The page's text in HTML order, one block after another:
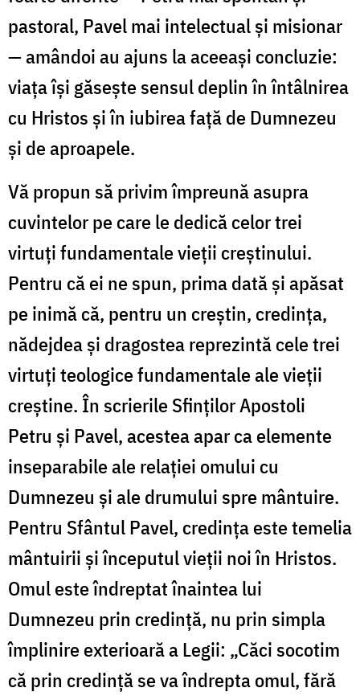
pastoral, Pavel mai intelectual și misionar
— amândoi au ajuns la aceeași concluzie:
viața își găsește sensul deplin în întâlnirea
cu Hristos și în iubirea față de Dumnezeu
și de aproapele.
Vă propun să privim împreună asupra
cuvintelor pe care le dedică celor trei
virtuți fundamentale vieții creștinului.
Pentru că ei ne spun, prima dată și apăsat
pe inimă că, pentru un creștin, credința,
nădejdea și dragostea reprezintă cele trei
virtuți teologice fundamentale ale vieții
creștine. În scrierile Sfinților Apostoli
Petru și Pavel, acestea apar ca elemente
inseparabile ale relației omului cu
Dumnezeu și ale drumului spre mântuire.
Pentru Sfântul Pavel, credința este temelia
mântuirii și începutul vieții noi în Hristos.
Omul este îndreptat înaintea lui
Dumnezeu prin credință, nu prin simpla
împlinire exterioară a Legii: „Căci socotim
că prin credință se va îndrepta omul, fără